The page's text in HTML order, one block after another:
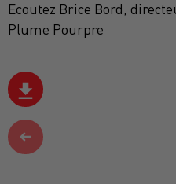
Ecoutez Brice Bord,
Plume Pourpre